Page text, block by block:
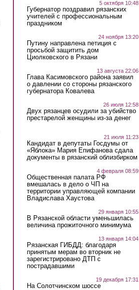
5 октября 10:48
Губернатор поздравил рязанских
учителей с профессиональным
праздником
24 ноября 13:20
Путину направлена петиция с
просьбой защитить дом
Циолковского в Рязани
13 августа 22:06
Глава Касимовского района заявил
о давлении со стороны рязанского
губернатора Ковалева
26 июля 12:58
Двух рязанцев осудили за убийство
престарелой женщины из-за денег
21 июля 11:23
Кандидат в депутаты Госдумы от
«Яблока» Мария Епифанова сдала
документы в рязанский облизбирком
4 февраля 08:59
Общественная палата РФ
вмешалась в дело о ЧП на
территории управляющей компании
Владислава Хаустова
29 января 10:55
В Рязанской области уменьшилась
величина прожиточного минимума
13 января 14:04
Рязанская ГИБДД: благодаря
принятым мерам во вторник не
зарегистрировано ДТП с
пострадавшими
19 декабря 17:31
На Солотчинском шоссе